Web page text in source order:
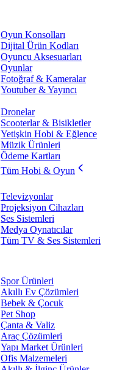
Oyun Konsolları
Dijital Ürün Kodları
Oyuncu Aksesuarları
Oyunlar
Fotoğraf & Kameralar
Youtuber & Yayıncı
Dronelar
Scooterlar & Bisikletler
Yetişkin Hobi & Eğlence
Müzik Ürünleri
Ödeme Kartları
Tüm Hobi & Oyun
Televizyonlar
Projeksiyon Cihazları
Ses Sistemleri
Medya Oynatıcılar
Tüm TV & Ses Sistemleri
Spor Ürünleri
Akıllı Ev Çözümleri
Bebek & Çocuk
Pet Shop
Çanta & Valiz
Araç Çözümleri
Yapı Market Ürünleri
Ofis Malzemeleri